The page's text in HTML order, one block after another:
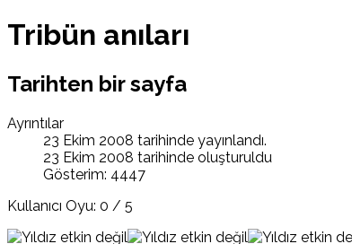
Tribün anıları
Tarihten bir sayfa
Ayrıntılar
23 Ekim 2008 tarihinde yayınlandı.
23 Ekim 2008 tarihinde oluşturuldu
Gösterim: 4447
Kullanıcı Oyu: 0 / 5